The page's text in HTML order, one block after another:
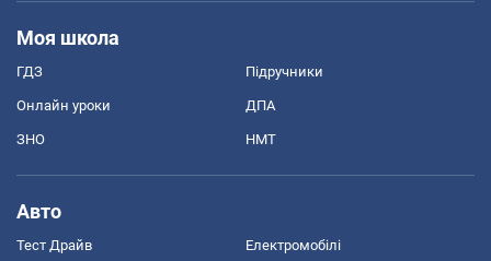
Моя школа
ГДЗ Підручники
Онлайн уроки ДПА
ЗНО НМТ
Авто
Тест Драйв Електромобілі